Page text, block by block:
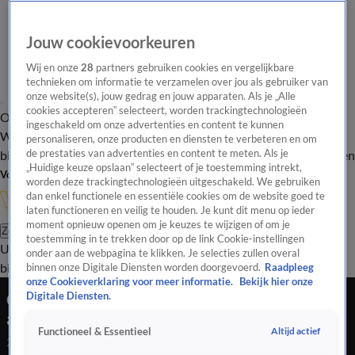
Overzicht Onze programma's Uitzendingen Onze gezichten
In de
WandelgangenInterviewsUitzending
bijwonenPodcastShopVeelgestelde vragenKijkersvraag insturen
Volg Vandaag Inside
Zoeken
UitzendingenVandaag InsideDe OranjezomerShopUitzending
bijwonen
Geen zin in het WK Voetbal? Dit zijn de tv-
alternatieven van Tina Nijkamp
2 juni 2026, 23:34
Jouw cookievoorkeuren
Wij en onze28 partners gebruiken cookies en vergelijkbare
technieken om informatie te verzamelen over jou als gebruiker van
onze website(s), jouw gedrag en jouw apparaten. Als je „Alle
cookies accepteren” selecteert, worden trackingtechnologieën
ingeschakeld om onze advertenties en content te kunnen
personaliseren, onze producten en diensten te verbeteren en om
de prestaties van advertenties en content te meten. Als je
„Huidige keuze opslaan” selecteert of je toestemming intrekt,
worden deze trackingtechnologieën uitgeschakeld. We gebruiken
dan enkel functionele en essentiële cookies om de website goed te
laten functioneren en veilig te houden. Je kunt dit menu op ieder
moment opnieuw openen om je keuzes te wijzigen of om je
toestemming in te trekken door op de link Cookie-instellingen
onder aan de webpagina te klikken. Je selecties zullen overal
binnen onze Digitale Diensten worden doorgevoerd. Raadpleeg
onze Cookieverklaring voor meer informatie.
Bekijk hier onze
Digitale Diensten.
Functioneel & Essentieel Altijd actief